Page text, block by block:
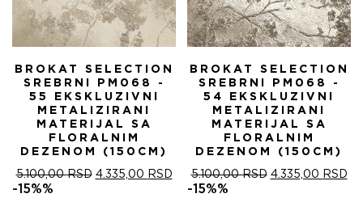
BROKAT SELECTION
SREBRNI PM068 -
55 EKSKLUZIVNI
METALIZIRANI
MATERIJAL SA
FLORALNIM
DEZENOM (150CM)
5.100,00RSD ОРИГИНАЛНА
4.335,00 RSDТРЕНУТНА
ЦЕНА
-15%%
BROKAT SELECTION
SREBRNI PM068 -
54 EKSKLUZIVNI
METALIZIRANI
MATERIJAL SA
FLORALNIM
DEZENOM (150CM)
5.100,00RSD ОРИГИНАЛНА
4.335,00 RSD
-15%%